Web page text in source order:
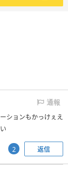
通報
ションもかっけぇえ
返信
2